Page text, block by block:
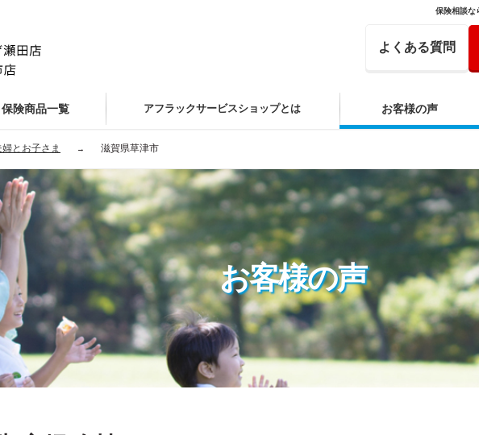
保険相談な
よくある質問
保険商品一覧 アフラックサービスショップとは お客様の声
婦とお子さま 滋賀県草津市
お客様の声